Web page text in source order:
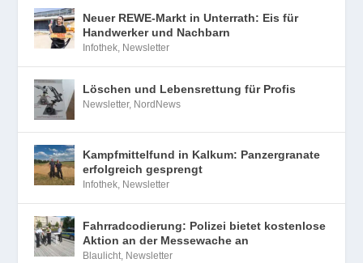
Neuer REWE-Markt in Unterrath: Eis für
Handwerker und Nachbarn
Infothek, Newsletter
Löschen und Lebensrettung für Profis
Newsletter, NordNews
Kampfmittelfund in Kalkum: Panzergranate
erfolgreich gesprengt
Infothek, Newsletter
Fahrradcodierung: Polizei bietet kostenlose
Aktion an der Messewache an
Blaulicht, Newsletter